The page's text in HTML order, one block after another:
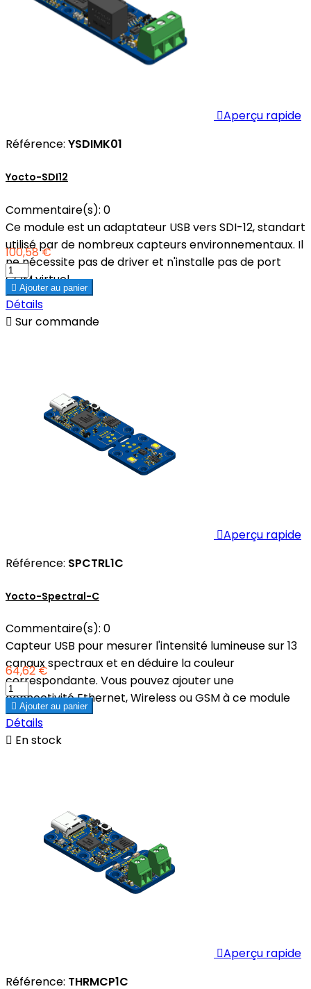
Aperçu rapide
Référence: YSDIMK01
Yocto-SDI12
Commentaire(s): 0
Ce module est un adaptateur USB vers SDI-12, standart
utilisé par de nombreux capteurs environnementaux. Il
ne nécessite pas de driver et n'installe pas de port
COM virtuel.
100,58 €
 Ajouter au panier
Détails
 Sur commande
Aperçu rapide
Référence: SPCTRL1C
Yocto-Spectral-C
Commentaire(s): 0
Capteur USB pour mesurer l'intensité lumineuse sur 13
canaux spectraux et en déduire la couleur
correspondante. Vous pouvez ajouter une
connectivité Ethernet, Wireless ou GSM à ce module
64,62 €
 Ajouter au panier
Détails
 En stock
Aperçu rapide
Référence: THRMCP1C